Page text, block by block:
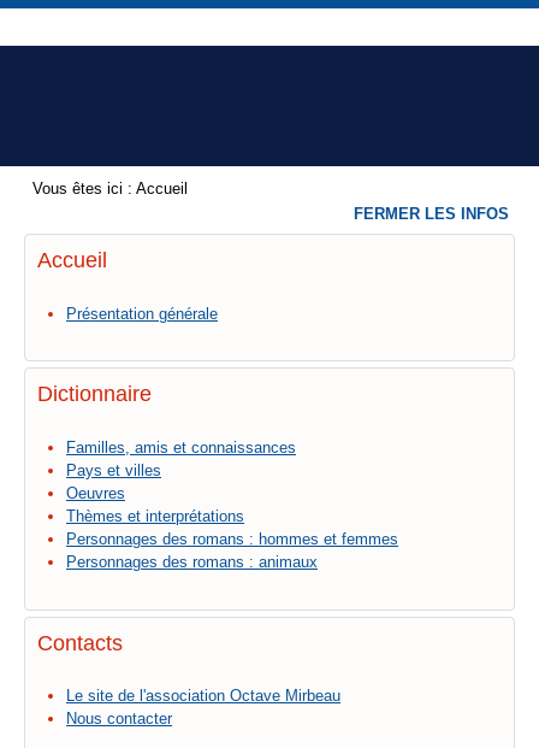
Vous êtes ici : Accueil
Accueil
Présentation générale
Dictionnaire
Familles, amis et connaissances
Pays et villes
Oeuvres
Thèmes et interprétations
Personnages des romans : hommes et femmes
Personnages des romans : animaux
Contacts
Le site de l'association Octave Mirbeau
Nous contacter
FERMER LES INFOS